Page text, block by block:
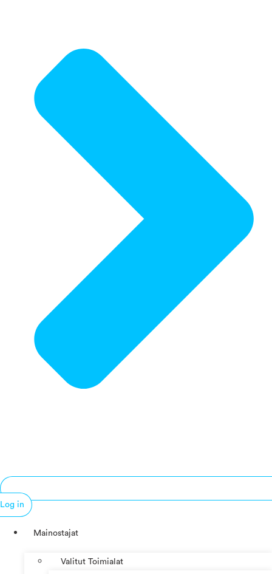
Log in
Mainostajat
Valitut Toimialat